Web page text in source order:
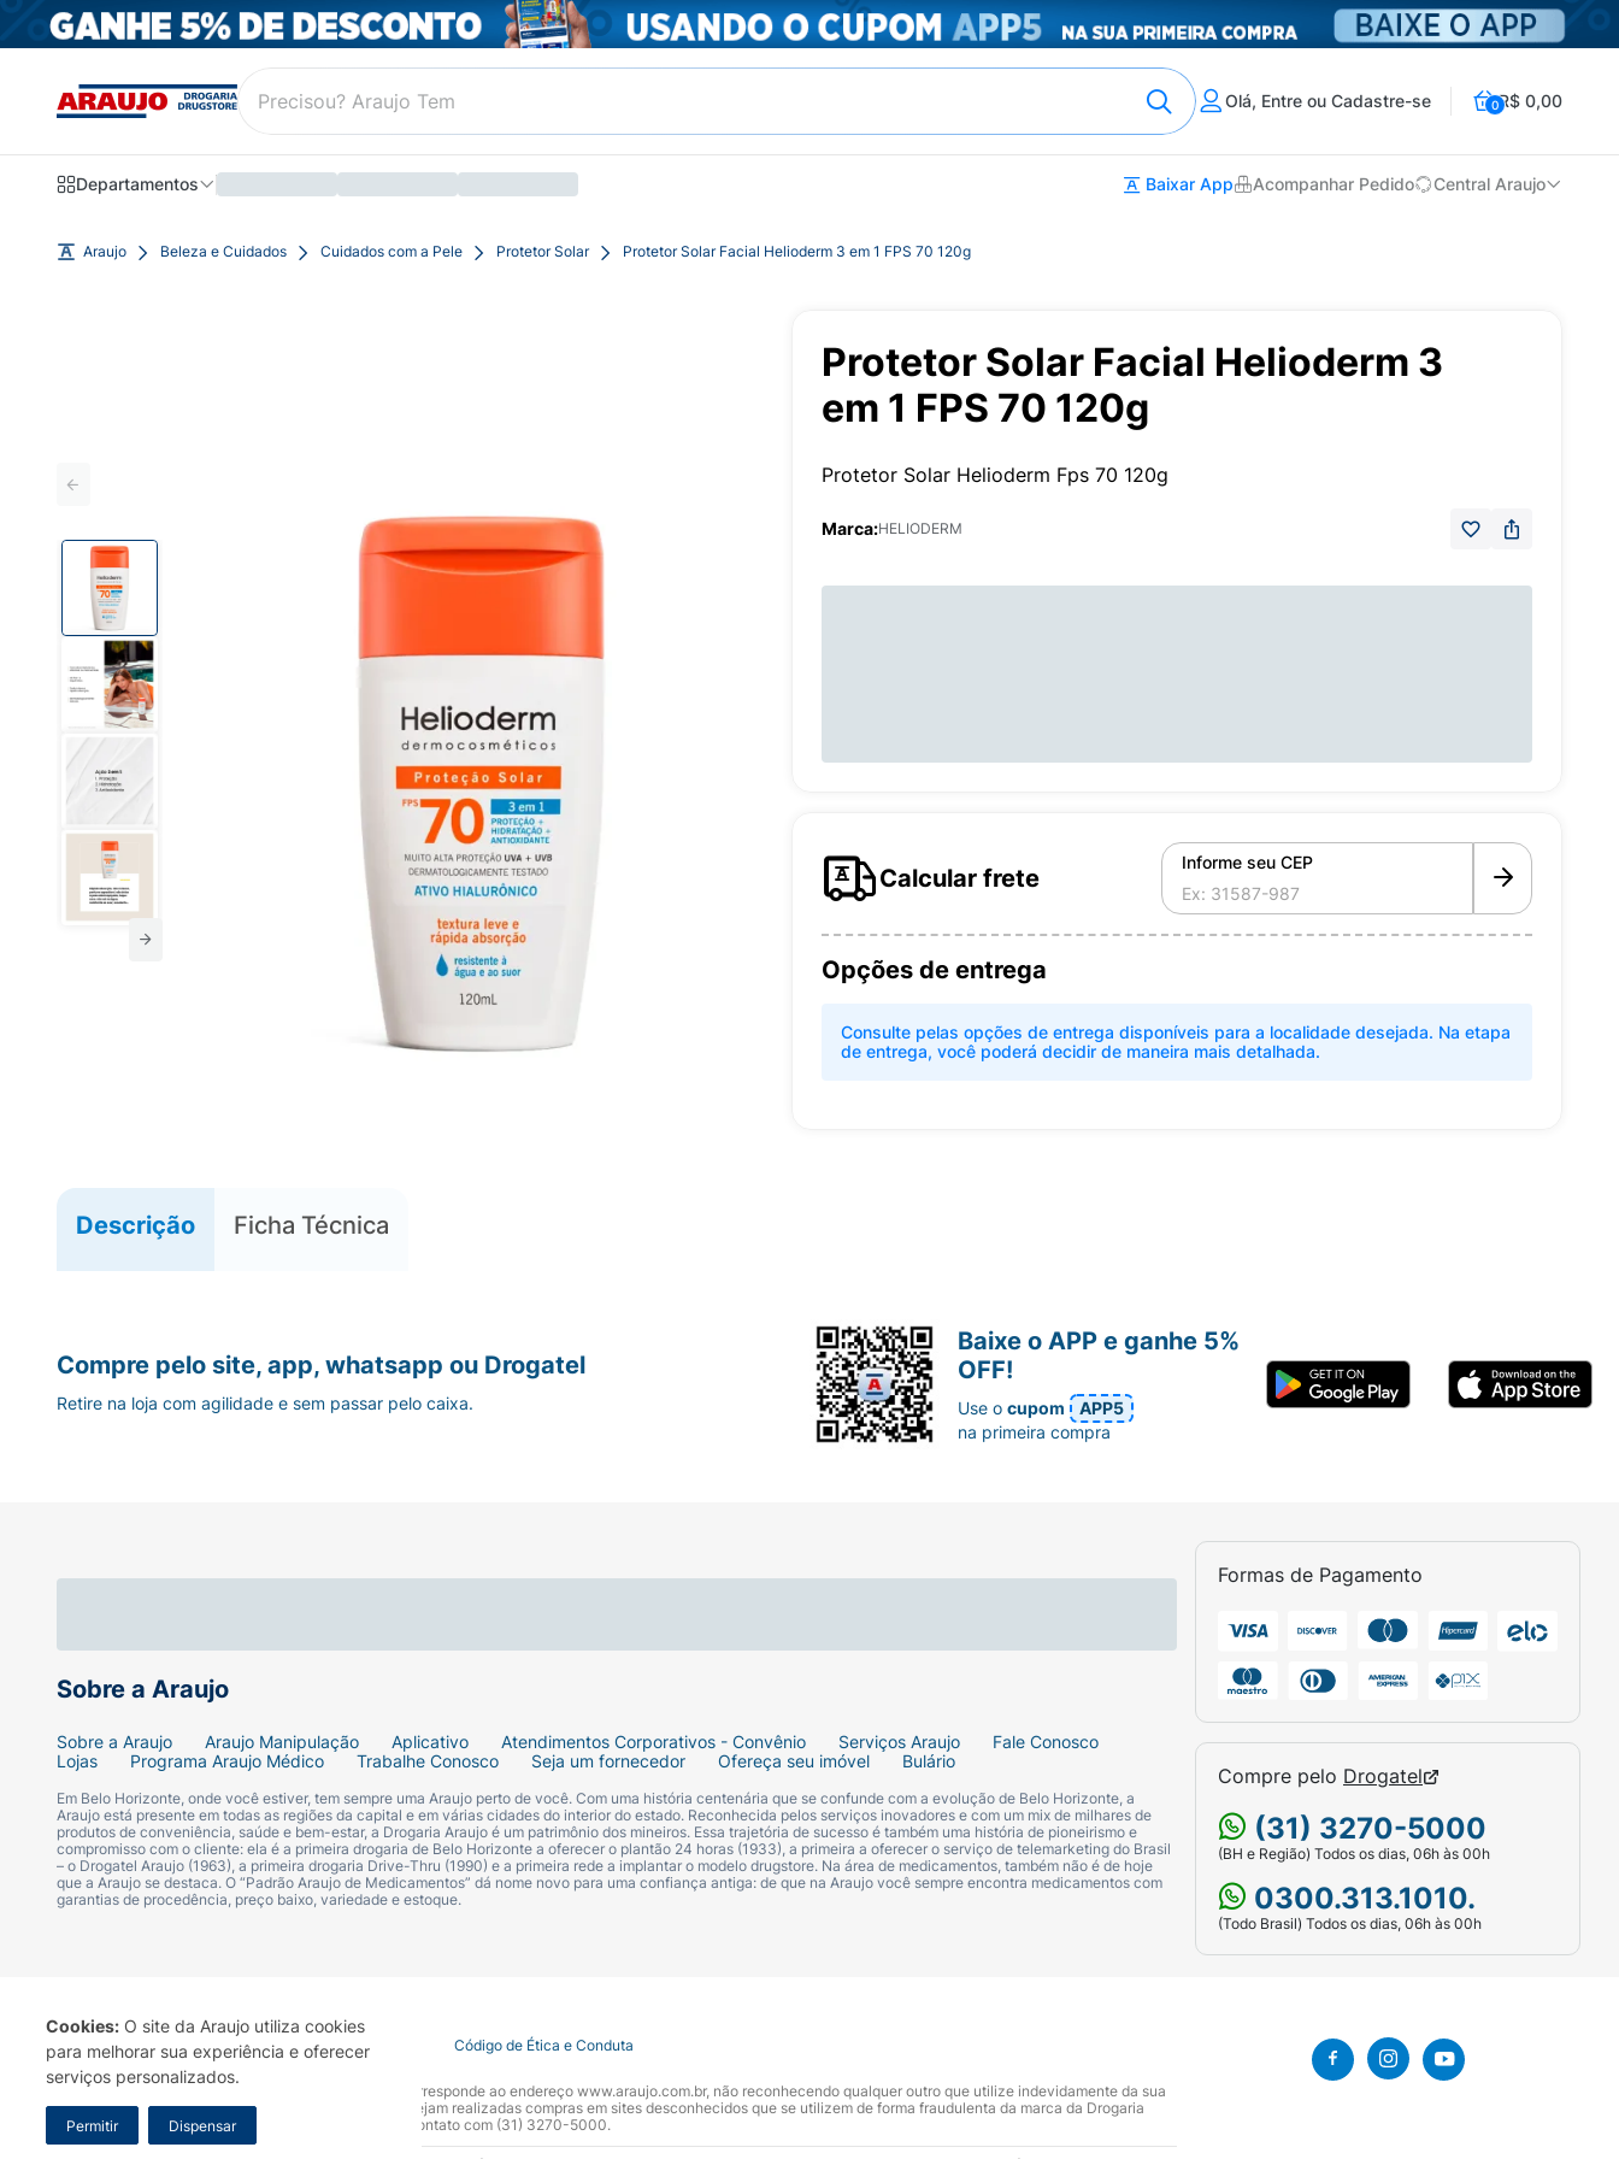
Cookies: O site da Araujo utiliza cookies
para melhorar sua experiência e oferecer
serviços personalizados.
Permitir Dispensar
Olá, Entre ou Cadastre-se 0R$ 0,00
Departamentos Baixar App Acompanhar Pedido Central Araujo
Araujo Beleza e Cuidados Cuidados com a Pele Protetor Solar Protetor Solar Facial Helioderm 3 em 1 FPS 70 120g
Protetor Solar Facial Helioderm 3
em 1 FPS 70 120g
Protetor Solar Helioderm Fps 70 120g
Marca:HELIODERM
Calcular frete
Informe seu CEP
Opções de entrega
Consulte pelas opções de entrega disponíveis para a localidade desejada. Na etapa
de entrega, você poderá decidir de maneira mais detalhada.
Descrição Ficha Técnica
Sobre a Araujo
Sobre a Araujo Araujo Manipulação Aplicativo Atendimentos Corporativos - Convênio Serviços Araujo
Fale Conosco
Lojas
Programa Araujo Médico Trabalhe Conosco Seja um fornecedor Ofereça seu imóvel Bulário
Em Belo Horizonte, onde você estiver, tem sempre uma Araujo perto de você. Com uma história centenária que se confunde com a evolução de Belo Horizonte, a
Araujo está presente em todas as regiões da capital e em várias cidades do interior do estado. Reconhecida pelos serviços inovadores e com um mix de milhares de
produtos de conveniência, saúde e bem-estar, a Drogaria Araujo é um patrimônio dos mineiros. Essa trajetória de sucesso é também uma história de pioneirismo e
compromisso com o cliente: ela é a primeira drogaria de Belo Horizonte a oferecer o plantão 24 horas (1933), a primeira a oferecer o serviço de telemarketing do Brasil
– o Drogatel Araujo (1963), a primeira drogaria Drive-Thru (1990) e a primeira rede a implantar o modelo drugstore. Na área de medicamentos, também não é de hoje
que a Araujo se destaca. O “Padrão Araujo de Medicamentos” dá nome novo para uma confiança antiga: de que na Araujo você sempre encontra medicamentos com
garantias de procedência, preço baixo, variedade e estoque.
Formas de Pagamento
Compre pelo Drogatel
(31) 3270-5000
(BH e Região) Todos os dias, 06h às 00h
0300.313.1010.
(Todo Brasil) Todos os dias, 06h às 00h
Compre pelo site, app, whatsapp ou Drogatel
Retire na loja com agilidade e sem passar pelo caixa.
Baixe o APP e ganhe 5%
OFF!
Use ocupom
APP5
na primeira compra
Termo de Uso Portal da Privacidade Covid-19 Código de Ética e Conduta
A Drogaria Araujo S/A informa que o seu site oficial corresponde ao endereço www.araujo.com.br, não reconhecendo qualquer outro que utilize indevidamente da sua
marca. Para sua segurança recomendamos que não sejam realizadas compras em sites desconhecidos que se utilizem de forma fraudulenta da marca da Drogaria
Araujo S.A. Em caso de dúvidas, gentileza entrar em contato com (31) 3270-5000.